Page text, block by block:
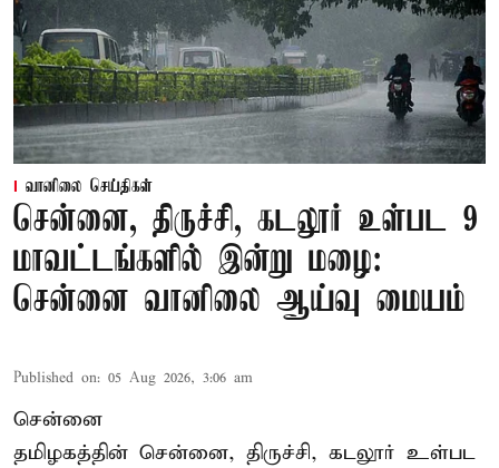
வானிலை செய்திகள்
சென்னை, திருச்சி, கடலூர் உள்பட 9
மாவட்டங்களில் இன்று மழை:
சென்னை வானிலை ஆய்வு மையம்
Published on: 05 Aug 2026, 3:06 am
சென்னை
தமிழகத்தின் சென்னை, திருச்சி, கடலூர் உள்பட